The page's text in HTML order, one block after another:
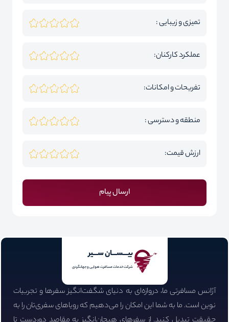
تمیزی و زیبایی :
عملکرد کارکنان:
تفریحات و امکانات:
منطقه و دسترسی :
ارزش قیمت:
ارسال پیام
بیـــســـان ســـیر
شرکت خدمات مسافرت هوایی و جهانگردی
آژانس مسافرتی ما، دروازه‌ای به دنیای شگفت‌انگیز سفرها و تجربیات
نوین است. ما به شما این امکان را می‌دهیم که رویاهای سفری‌تان را به